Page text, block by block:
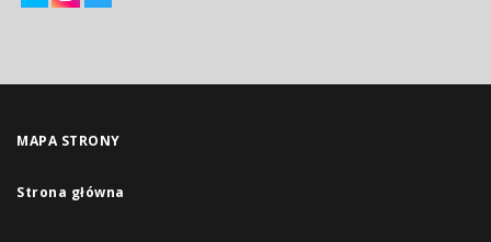
MAPA STRONY
Strona główna